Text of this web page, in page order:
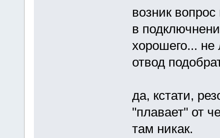
возник
в
хорошего...
отвод
да, кстати,
"плавает" от
там никак.